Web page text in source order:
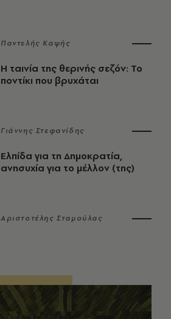
Παντελής Καψής
Η ταινία της θερινής σεζόν: Το
ποντίκι που βρυχάται
Γιάννης Στεφανίδης
Ελπίδα για τη Δημοκρατία,
ανησυχία για το μέλλον (της)
Αριστοτέλης Σταμούλας